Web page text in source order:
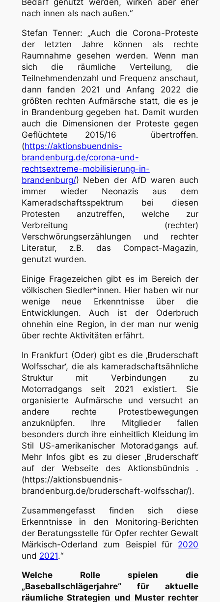
Bedarf genutzt werden, wirken aber eher
nach innen als nach außen.“
Stefan Tenner: „Auch die Corona-Proteste
der letzten Jahre können als rechte
Raumnahme gesehen werden. Wenn man
sich die räumliche Verteilung, die
Teilnehmendenzahl und Frequenz anschaut,
dann fanden 2021 und Anfang 2022 die
größten rechten Aufmärsche statt, die es je
in Brandenburg gegeben hat. Damit wurden
auch die Dimensionen der Proteste gegen
Geflüchtete 2015/16 übertroffen.
(https://aktionsbuendnis-
brandenburg.de/corona-und-
rechtsextreme-mobilisierung-in-
brandenburg/) Neben der AfD waren auch
immer wieder Neonazis aus dem
Kameradschaftsspektrum bei diesen
Protesten anzutreffen, welche zur
Verbreitung (rechter)
Verschwörungserzählungen und rechter
Literatur, z.B. das Compact-Magazin,
genutzt wurden.
Einige Fragezeichen gibt es im Bereich der
völkischen Siedler*innen. Hier haben wir nur
wenige neue Erkenntnisse über die
Entwicklungen. Auch ist der Oderbruch
ohnehin eine Region, in der man nur wenig
über rechte Aktivitäten erfährt.
In Frankfurt (Oder) gibt es die ‚Bruderschaft
Wolfsschar‘, die als kameradschaftsähnliche
Struktur mit Verbindungen zu
Motorradgangs seit 2021 existiert. Sie
organisierte Aufmärsche und versucht an
andere rechte Protestbewegungen
anzuknüpfen. Ihre Mitglieder fallen
besonders durch ihre einheitlich Kleidung im
Stil US-amerikanischer Motoradgangs auf.
Mehr Infos gibt es zu dieser ‚Bruderschaft‘
auf der Webseite des Aktionsbündnis .
(https://aktionsbuendnis-
brandenburg.de/bruderschaft-wolfsschar/).
Zusammengefasst finden sich diese
Erkenntnisse in den Monitoring-Berichten
der Beratungsstelle für Opfer rechter Gewalt
Märkisch-Oderland zum Beispiel für 2020
und 2021.“
Welche Rolle spielen die
„Baseballschlägerjahre“ für aktuelle
räumliche Strategien und Muster rechter